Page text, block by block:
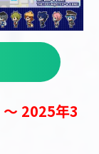
～ 2025年3